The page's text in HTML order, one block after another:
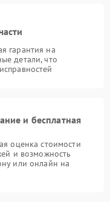
гарантия на
детали, что
и бесплатная
оценка стоимости
и возможность
или онлайн на